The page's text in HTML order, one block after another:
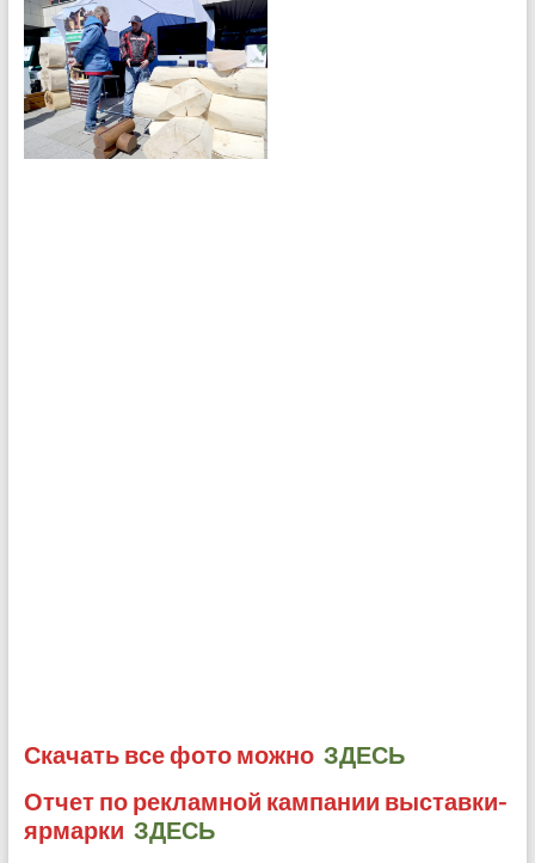
Скачать все фото можно ЗДЕСЬ
Отчет по рекламной кампании выставки-
ярмарки ЗДЕСЬ